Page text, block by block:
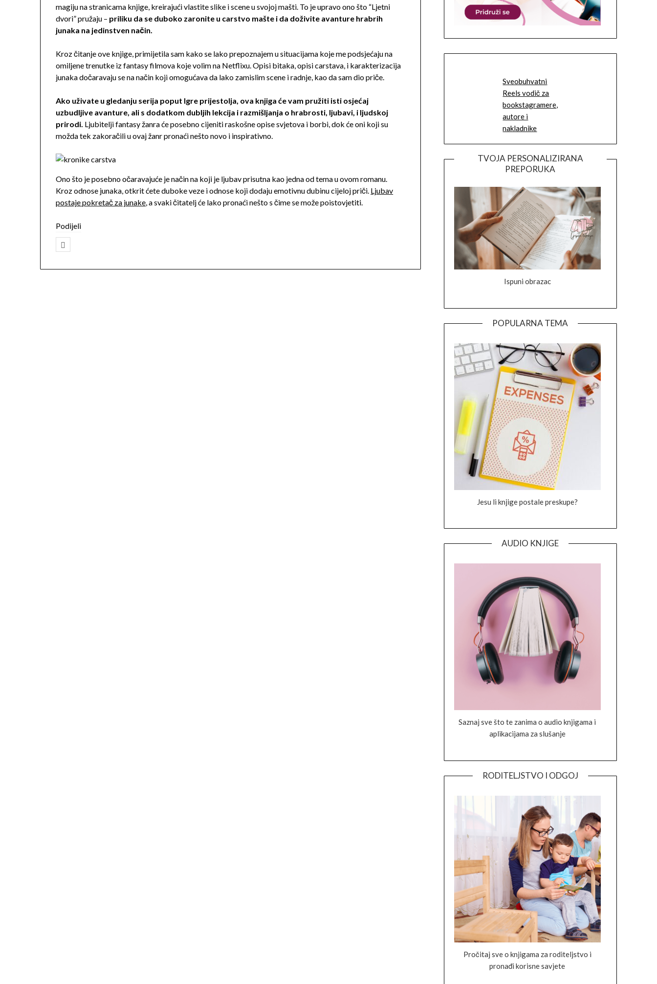
magiju na stranicama knjige, kreirajući vlastite slike i scene u svojoj mašti. To je upravo ono što “Ljetni
dvori” pružaju – priliku da se duboko zaronite u carstvo mašte i da doživite avanture hrabrih
junaka na jedinstven način.
Kroz čitanje ove knjige, primijetila sam kako se lako prepoznajem u situacijama koje me podsjećaju na
omiljene trenutke iz fantasy filmova koje volim na Netflixu. Opisi bitaka, opisi carstava, i karakterizacija
junaka dočaravaju se na način koji omogućava da lako zamislim scene i radnje, kao da sam dio priče.
Ako uživate u gledanju serija poput Igre prijestolja, ova knjiga će vam pružiti isti osjećaj
uzbudljive avanture, ali s dodatkom dubljih lekcija i razmišljanja o hrabrosti, ljubavi, i ljudskoj
prirodi. Ljubitelji fantasy žanra će posebno cijeniti raskošne opise svjetova i borbi, dok će oni koji su
možda tek zakoračili u ovaj žanr pronaći nešto novo i inspirativno.
Ono što je posebno očaravajuće je način na koji je ljubav prisutna kao jedna od tema u ovom romanu.
Kroz odnose junaka, otkrit ćete duboke veze i odnose koji dodaju emotivnu dubinu cijeloj priči. Ljubav
postaje pokretač za junake, a svaki čitatelj će lako pronaći nešto s čime se može poistovjetiti.
Podijeli
Sveobuhvatni
Reels vodič za
bookstagramere,
autore i
nakladnike
TVOJA PERSONALIZIRANA
PREPORUKA
Ispuni obrazac
POPULARNA TEMA
Jesu li knjige postale preskupe?
AUDIO KNJIGE
Saznaj sve što te zanima o audio knjigama i
aplikacijama za slušanje
RODITELJSTVO I ODGOJ
Pročitaj sve o knjigama za roditeljstvo i
pronađi korisne savjete